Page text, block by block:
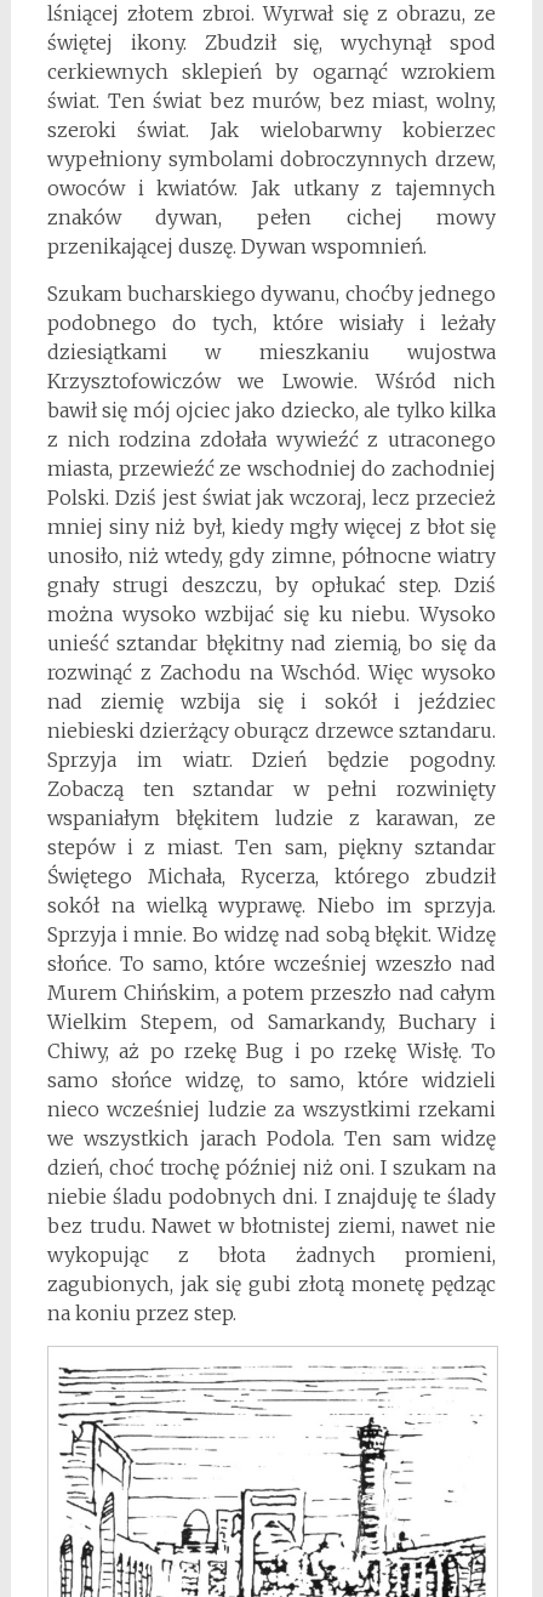
lśniącej złotem zbroi. Wyrwał się z obrazu, ze
świętej ikony. Zbudził się, wychynął spod
cerkiewnych sklepień by ogarnąć wzrokiem
świat. Ten świat bez murów, bez miast, wolny,
szeroki świat. Jak wielobarwny kobierzec
wypełniony symbolami dobroczynnych drzew,
owoców i kwiatów. Jak utkany z tajemnych
znaków dywan, pełen cichej mowy
przenikającej duszę. Dywan wspomnień.
Szukam bucharskiego dywanu, choćby jednego
podobnego do tych, które wisiały i leżały
dziesiątkami w mieszkaniu wujostwa
Krzysztofowiczów we Lwowie. Wśród nich
bawił się mój ojciec jako dziecko, ale tylko kilka
z nich rodzina zdołała wywieźć z utraconego
miasta, przewieźć ze wschodniej do zachodniej
Polski. Dziś jest świat jak wczoraj, lecz przecież
mniej siny niż był, kiedy mgły więcej z błot się
unosiło, niż wtedy, gdy zimne, północne wiatry
gnały strugi deszczu, by opłukać step. Dziś
można wysoko wzbijać się ku niebu. Wysoko
unieść sztandar błękitny nad ziemią, bo się da
rozwinąć z Zachodu na Wschód. Więc wysoko
nad ziemię wzbija się i sokół i jeździec
niebieski dzierżący oburącz drzewce sztandaru.
Sprzyja im wiatr. Dzień będzie pogodny.
Zobaczą ten sztandar w pełni rozwinięty
wspaniałym błękitem ludzie z karawan, ze
stepów i z miast. Ten sam, piękny sztandar
Świętego Michała, Rycerza, którego zbudził
sokół na wielką wyprawę. Niebo im sprzyja.
Sprzyja i mnie. Bo widzę nad sobą błękit. Widzę
słońce. To samo, które wcześniej wzeszło nad
Murem Chińskim, a potem przeszło nad całym
Wielkim Stepem, od Samarkandy, Buchary i
Chiwy, aż po rzekę Bug i po rzekę Wisłę. To
samo słońce widzę, to samo, które widzieli
nieco wcześniej ludzie za wszystkimi rzekami
we wszystkich jarach Podola. Ten sam widzę
dzień, choć trochę później niż oni. I szukam na
niebie śladu podobnych dni. I znajduję te ślady
bez trudu. Nawet w błotnistej ziemi, nawet nie
wykopując z błota żadnych promieni,
zagubionych, jak się gubi złotą monetę pędząc
na koniu przez step.